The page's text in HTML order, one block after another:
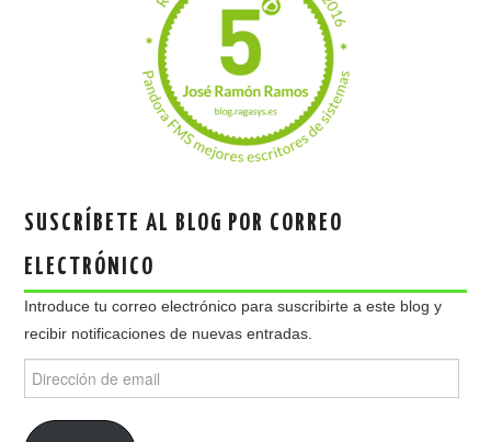
SUSCRÍBETE AL BLOG POR CORREO
ELECTRÓNICO
Introduce tu correo electrónico para suscribirte a este blog y
recibir notificaciones de nuevas entradas.
Dirección
de